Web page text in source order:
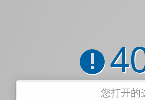
!
您打开的